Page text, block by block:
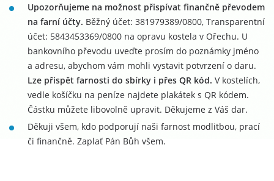
Upozorňujeme na možnost přispívat finančně převodem
na farní účty. Běžný účet: 381979389/0800, Transparentní
účet: 5843453369/0800 na opravu kostela v Ořechu. U
bankovního převodu uveďte prosím do poznámky jméno
a adresu, abychom vám mohli vystavit potvrzení o daru.
Lze přispět farnosti do sbírky i přes QR kód. V kostelích,
vedle košíčku na peníze najdete plakátek s QR kódem.
Částku můžete libovolně upravit. Děkujeme z Váš dar.
Děkuji všem, kdo podporují naši farnost modlitbou, prací
či finančně. Zaplať Pán Bůh všem.